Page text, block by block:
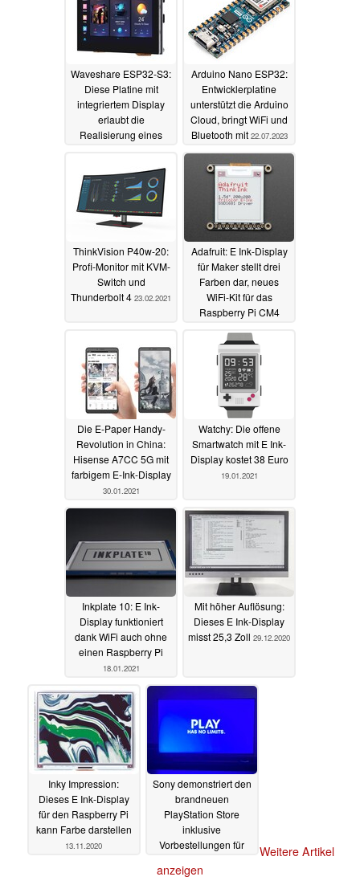
Waveshare ESP32-S3:
Diese Platine mit
integriertem Display
erlaubt die
Realisierung eines
03.12.2023
Arduino Nano ESP32:
Entwicklerplatine
unterstützt die Arduino
Cloud, bringt WiFi und
Bluetooth mit 22.07.2023
ThinkVision P40w-20:
Profi-Monitor mit KVM-
Switch und
Thunderbolt 4 23.02.2021
Adafruit: E Ink-Display
für Maker stellt drei
Farben dar, neues
WiFi-Kit für das
Raspberry Pi CM4
Die E-Paper Handy-
Revolution in China:
Hisense A7CC 5G mit
farbigem E-Ink-Display
30.01.2021
Watchy: Die offene
Smartwatch mit E Ink-
Display kostet 38 Euro
19.01.2021
Inkplate 10: E Ink-
Display funktioniert
dank WiFi auch ohne
einen Raspberry Pi
18.01.2021
Mit höher Auflösung:
Dieses E Ink-Display
misst 25,3 Zoll 29.12.2020
Inky Impression:
Dieses E Ink-Display
für den Raspberry Pi
kann Farbe darstellen
13.11.2020
Sony demonstriert den
brandneuen
PlayStation Store
inklusive
Vorbestellungen für
Weitere Artikel
anzeigen